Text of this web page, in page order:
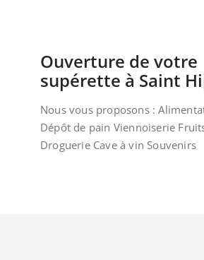
Ouverture de votre
supérette à Saint
Nous vous proposons :
Dépôt de pain Viennoiserie
Droguerie Cave à vin Souvenirs